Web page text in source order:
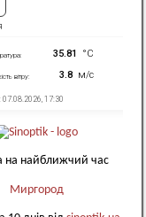
на найближчий час
Миргород